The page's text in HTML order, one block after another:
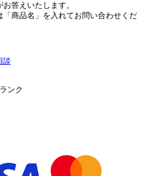
答えいたします。
商品名」を入れてお問い合わせくだ
談
ンク